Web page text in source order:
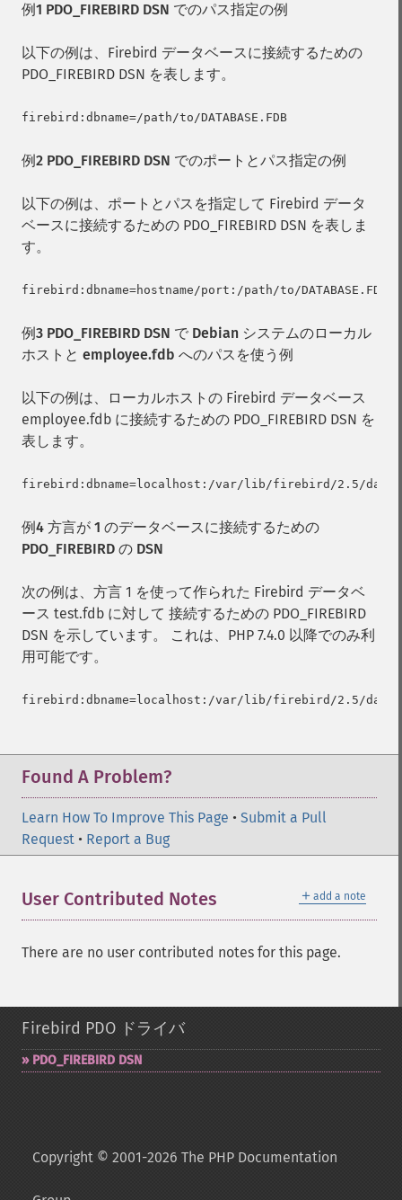
例1 PDO_FIREBIRD DSN でのパス指定の例
以下の例は、Firebird データベースに接続するための
PDO_FIREBIRD DSN を表します。
例2 PDO_FIREBIRD DSN でのポートとパス指定の例
以下の例は、ポートとパスを指定して Firebird データ
ベースに接続するための PDO_FIREBIRD DSN を表しま
す。
例3 PDO_FIREBIRD DSN で Debian システムのローカル
ホストと employee.fdb へのパスを使う例
以下の例は、ローカルホストの Firebird データベース
employee.fdb に接続するための PDO_FIREBIRD DSN を
表します。
例4 方言が 1 のデータベースに接続するための
PDO_FIREBIRD の DSN
次の例は、方言 1 を使って作られた Firebird データベ
ース test.fdb に対して 接続するための PDO_FIREBIRD
DSN を示しています。 これは、PHP 7.4.0 以降でのみ利
用可能です。
Found A Problem?
Learn How To Improve This Page • Submit a Pull
Request • Report a Bug
＋ add a note
User Contributed Notes
There are no user contributed notes for this page.
Firebird PDO ドライバ
PDO_​FIREBIRD DSN
Copyright © 2001-2026 The PHP Documentation